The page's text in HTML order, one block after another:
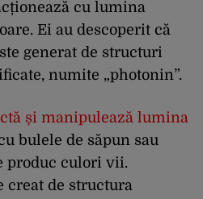
cu lumina
Ei au descoperit că
generat de structuri
numite „photonin”.
și manipulează lumina
bulele de săpun sau
produc culori vii.
creat de structura